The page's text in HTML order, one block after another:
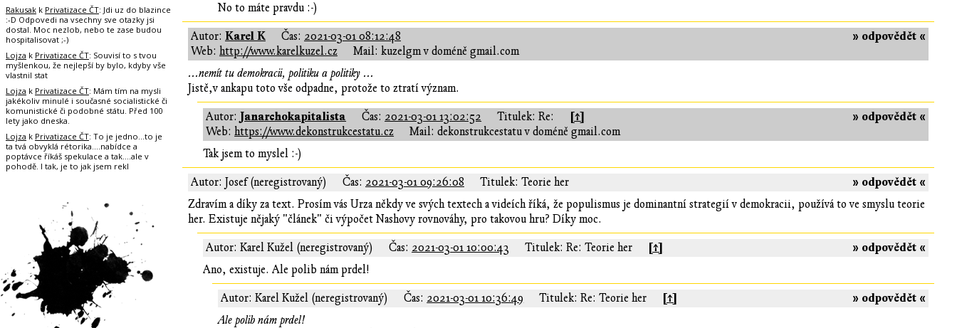
No to máte pravdu :-)
» odpovědět «
Autor: Karel K Čas: 2021-03-01 08:12:48
Web: http://www.karelkuzel.cz
Mail: kuzelgm v doméně gmail.com
...nemít tu demokracii, politiku a politiky ...
Jistě,v ankapu toto vše odpadne, protože to ztratí význam.
» odpovědět «
Autor: Janarchokapitalista Čas: 2021-03-01 13:02:52 Titulek: Re: [↑]
Web:https://www.dekonstrukcestatu.cz
Mail: dekonstrukcestatu v doméně gmail.com
Tak jsem to myslel :-)
» odpovědět «
Autor: Josef (neregistrovaný) Čas: 2021-03-01 09:26:08
Titulek: Teorie her
Zdravím a díky za text. Prosím vás Urza někdy ve svých textech a videích říká, že populismus je dominantní strategií v demokracii, používá to ve smyslu teorie
her. Existuje nějaký "článek" či výpočet Nashovy rovnováhy, pro takovou hru? Díky moc.
» odpovědět «
Autor: Karel Kužel (neregistrovaný) Čas: 2021-03-01 10:00:43 Titulek: Re: Teorie her [↑]
Ano, existuje. Ale polib nám prdel!
» odpovědět «
Autor: Karel Kužel (neregistrovaný) Čas: 2021-03-01 10:36:49 Titulek: Re: Teorie her [↑]
Ale polib nám prdel!
Rakusak k Privatizace ČT: Jdi uz do blazince
:-D Odpovedi na vsechny sve otazky jsi
dostal. Moc nezlob, nebo te zase budou
hospitalisovat ;-)
Lojza k Privatizace ČT: Souvisí to s tvou
myšlenkou, že nejlepší by bylo, kdyby vše
vlastnil stat
Lojza k Privatizace ČT: Mám tím na mysli
jakékoliv minulé i současné socialistické či
komunistické či podobné státu. Před 100
lety jako dneska.
Lojza k Privatizace ČT: To je jedno...to je
ta tvá obvyklá rétorika....nabídce a
poptávce říkáš spekulace a tak....ale v
pohodě. I tak, je to jak jsem rekl